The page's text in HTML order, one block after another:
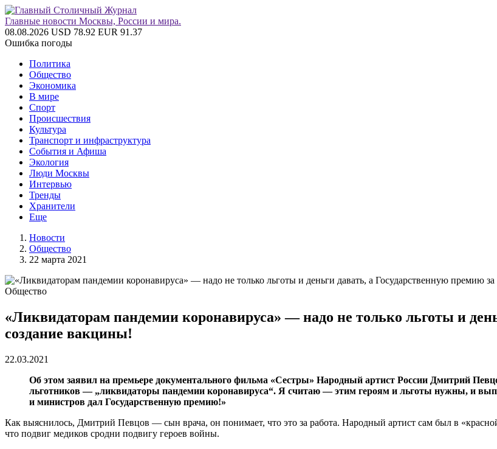
Главные новости Москвы, России и мира.
08.08.2026 USD 78.92 EUR 91.37
Ошибка погоды
Политика
Общество
Экономика
В мире
Спорт
Происшествия
Культура
Транспорт и инфраструктура
События и Афиша
Экология
Люди Москвы
Интервью
Тренды
Хранители
Еще
Новости
Общество
22 марта 2021
Общество
«Ликвидаторам пандемии коронавируса» — надо не только льготы и
создание вакцины!
22.03.2021
Об этом заявил на премьере документального фильма «Сестры» Народный артист России Дмитрий
льготников — „ликвидаторы пандемии коронавируса“. Я считаю — этим героям и льготы нужны, и
и министров дал Государственную премию!»
Как выяснилось, Дмитрий Певцов — сын врача, он понимает, что это за работа. Народный артист сам был в «красной
что подвиг медиков сродни подвигу героев войны.